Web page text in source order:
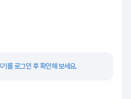
를 로그인 후 확인해 보세요.